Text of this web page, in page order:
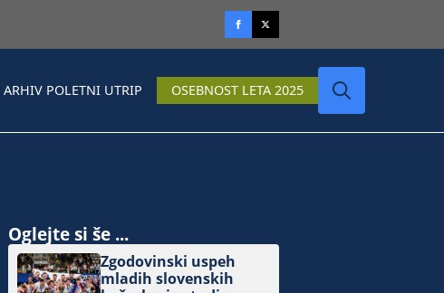
ARHIV POLETNI UTRIP OSEBNOST LETA 2025
Oglejte si še ...
Zgodovinski uspeh
mladih slovenskih